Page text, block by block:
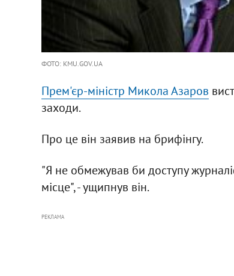
ФОТО: KMU.GOV.UA
Прем'єр-міністр Микола Азаров
заходи.
Про це він заявив на брифінгу.
"Я не обмежував би доступу
місце", - ущипнув він.
РЕКЛАМА